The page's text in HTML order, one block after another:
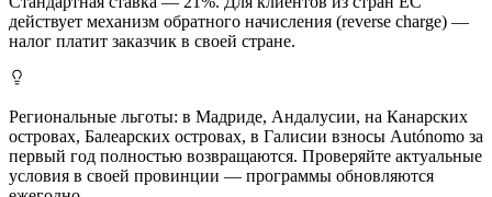
действует механизм обратного начисления (reverse charge) —
налог платит заказчик в своей стране.
Региональные льготы: в Мадриде, Андалусии, на Канарских
островах, Балеарских островах, в Галисии взносы Autónomo за
первый год полностью возвращаются. Проверяйте актуальные
условия в своей провинции — программы обновляются